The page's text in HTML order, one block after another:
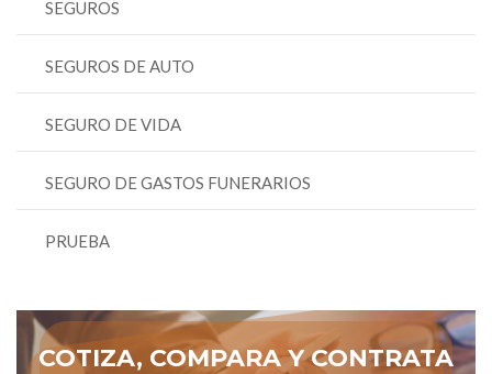
SEGUROS
SEGUROS DE AUTO
SEGURO DE VIDA
SEGURO DE GASTOS FUNERARIOS
PRUEBA
COTIZA, COMPARA Y CONTRATA